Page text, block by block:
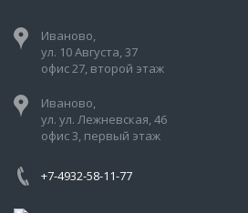
Иваново,
ул. 10 Августа, 37
офис 27, второй этаж
Иваново,
ул. ул. Лежневская, 46
офис 3, первый этаж
+7-4932-58-11-77